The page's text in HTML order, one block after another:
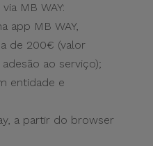
MB WAY:
app MB WAY,
de 200€ (valor
ao serviço);
entidade e
a partir do browser